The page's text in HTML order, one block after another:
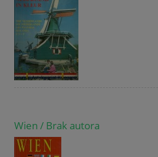
Wien / Brak autora